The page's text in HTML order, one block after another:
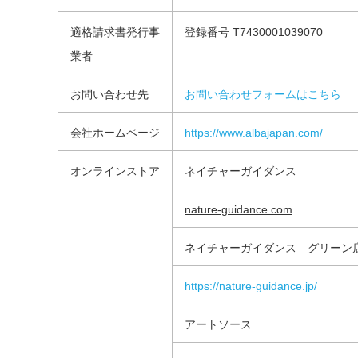
適格請求書発行事
業者
登録番号 T7430001039070
お問い合わせ先 お問い合わせフォームはこちら
会社ホームページ https://www.albajapan.com/
オンラインストア ネイチャーガイダンス
nature-guidance.com
ネイチャーガイダンス グリーン
https://nature-guidance.jp/
アートソース